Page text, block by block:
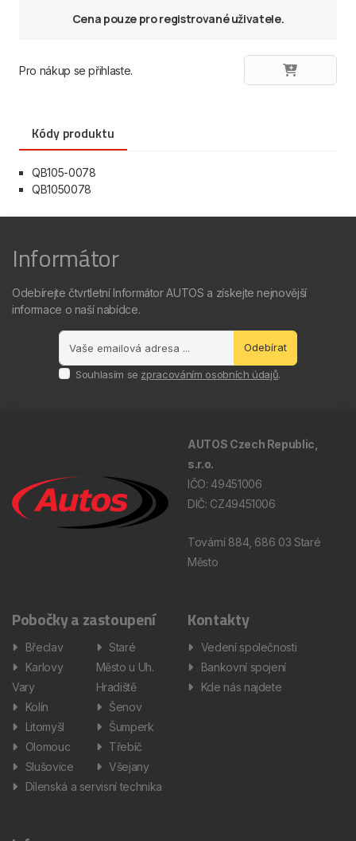
Cena pouze pro registrované uživatele.
Pro nákup se přihlaste.
Kódy produktu
QB105-0078
QB1050078
Informátor
Odebírejte čtvrtletní Informátor AUTOS a získejte nejnovější
informace o naší nabídce.
Odebírat
Souhlasím se zpracováním osobních údajů.
AUTOS Czech Republic,
s.r.o.
IČO: 49451006
DIČ: CZ49451006
Tovární 884, 686 03 Staré
Město
Pobočky a zastoupení
Břeclav
Karlovy
Vary
Kolín
Litomyšl
Olomouc
Slušovice
Staré
Město u Uh.
Hradiště
Šenov
Šumperk
Třebíč
Všejany
Dílenská a servisní technika
Kontakty
Vedení společnosti
Bankovní spojení
Kde nás najdete